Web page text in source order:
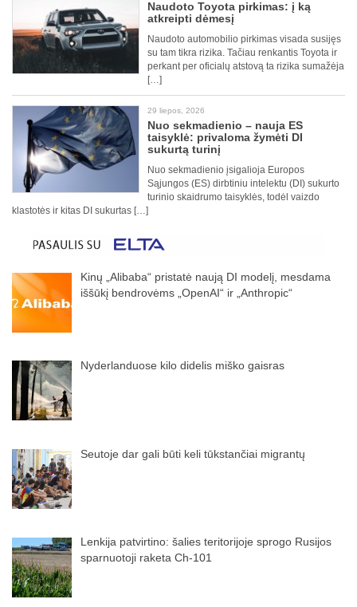
Naudoto Toyota pirkimas: į ką
atkreipti dėmesį
Naudoto automobilio pirkimas visada susijęs
su tam tikra rizika. Tačiau renkantis Toyota ir
perkant per oficialų atstovą ta rizika sumažėja
[…]
29 liepos, 2026
Nuo sekmadienio – nauja ES
taisyklė: privaloma žymėti DI
sukurtą turinį
Nuo sekmadienio įsigalioja Europos
Sąjungos (ES) dirbtiniu intelektu (DI) sukurto
turinio skaidrumo taisyklės, todėl vaizdo
klastotės ir kitas DI sukurtas […]
Kinų „Alibaba“ pristatė naują DI modelį, mesdama
iššūkį bendrovėms „OpenAI“ ir „Anthropic“
Nyderlanduose kilo didelis miško gaisras
Seutoje dar gali būti keli tūkstančiai migrantų
Lenkija patvirtino: šalies teritorijoje sprogo Rusijos
sparnuotoji raketa Ch-101